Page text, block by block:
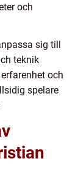
och
sig till
teknik
och
spelare